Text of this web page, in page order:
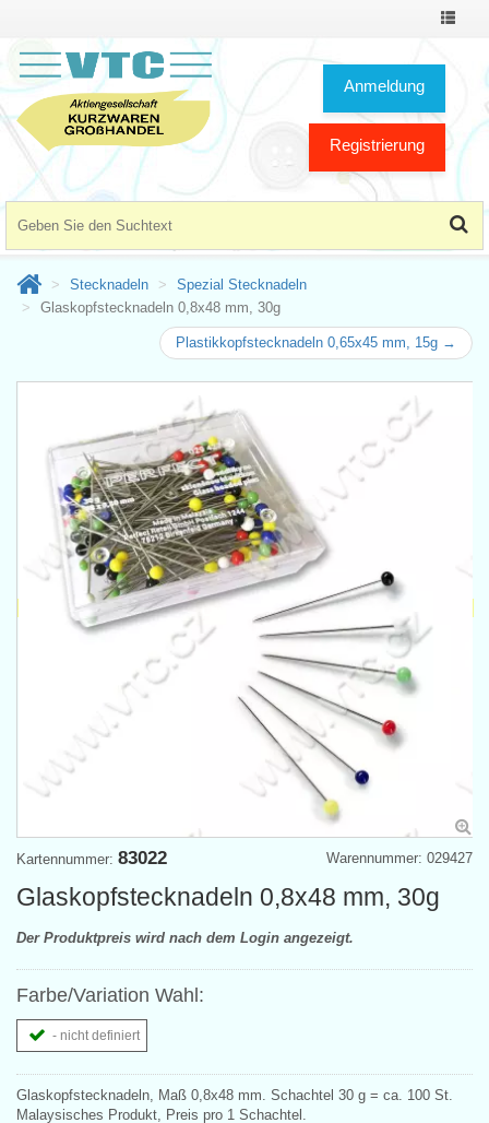
Toggle
Anmeldung
Registrierung
Stecknadeln
Spezial Stecknadeln
Glaskopfstecknadeln 0,8x48 mm, 30g
Plastikkopfstecknadeln 0,65x45 mm, 15g →
Warennummer: 029427
Kartennummer: 83022
Glaskopfstecknadeln 0,8x48 mm, 30g
Der Produktpreis wird nach dem Login angezeigt.
Farbe/Variation Wahl:
- nicht definiert
Glaskopfstecknadeln, Maß 0,8x48 mm. Schachtel 30 g = ca. 100 St.
Malaysisches Produkt, Preis pro 1 Schachtel.